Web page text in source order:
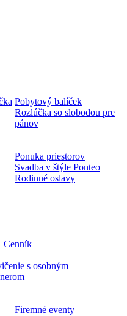
Pobytový balíček
Rozlúčka so slobodou pre
pánov
Ponuka priestorov
Svadba v štýle Ponteo
Rodinné oslavy
Cenník
s osobným
Firemné eventy